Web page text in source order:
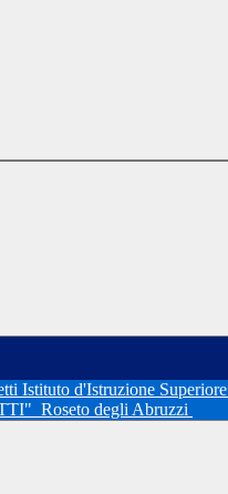
Istituto d'Istruzione Superiore
Roseto degli Abruzzi